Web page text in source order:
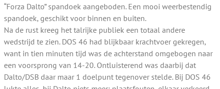
“Forza Dalto” spandoek aangeboden. Een mooi weerbestendig
spandoek, geschikt voor binnen en buiten.
Na de rust kreeg het talrijke publiek een totaal andere
wedstrijd te zien. DOS 46 had blijkbaar krachtvoer gekregen,
want in tien minuten tijd was de achterstand omgebogen naar
een voorsprong van 14-20. Ontluisterend was daarbij dat
Dalto/DSB daar maar 1 doelpunt tegenover stelde. Bij DOS 46